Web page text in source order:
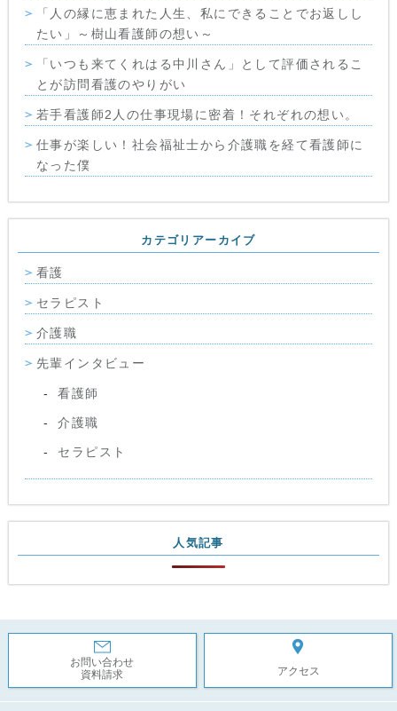
「人の縁に恵まれた人生、私にできることでお返しし
たい」～樹山看護師の想い～
「いつも来てくれはる中川さん」として評価されるこ
とが訪問看護のやりがい
若手看護師2人の仕事現場に密着！それぞれの想い。
仕事が楽しい！社会福祉士から介護職を経て看護師に
なった僕
カテゴリアーカイブ
看護
セラピスト
介護職
先輩インタビュー
看護師
介護職
セラピスト
人気記事
お問い合わせ
資料請求
アクセス